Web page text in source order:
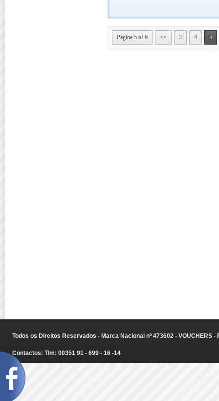
Página 5 of 9 << 3 4 5
Todos os Direitos Reservados - Marca Nacional nº 473602 - VOUCHERS
Contactos: Tlm: 00351 91 - 699 - 16 -14